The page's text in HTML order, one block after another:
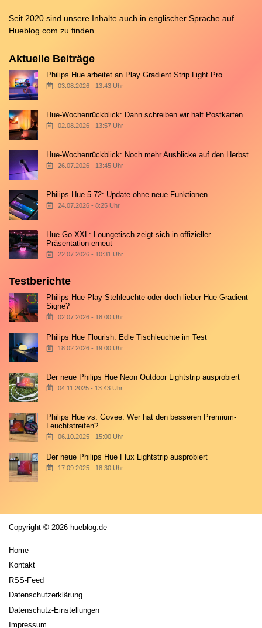
Seit 2020 sind unsere Inhalte auch in englischer Sprache auf
Hueblog.com zu finden.
Aktuelle Beiträge
Philips Hue arbeitet an Play Gradient Strip Light Pro
03.08.2026 - 13:43 Uhr
Hue-Wochenrückblick: Dann schreiben wir halt Postkarten
02.08.2026 - 13:57 Uhr
Hue-Wochenrückblick: Noch mehr Ausblicke auf den Herbst
26.07.2026 - 13:45 Uhr
Philips Hue 5.72: Update ohne neue Funktionen
24.07.2026 - 8:25 Uhr
Hue Go XXL: Loungetisch zeigt sich in offizieller
Präsentation erneut
22.07.2026 - 10:31 Uhr
Testberichte
Philips Hue Play Stehleuchte oder doch lieber Hue Gradient
Signe?
02.07.2026 - 18:00 Uhr
Philips Hue Flourish: Edle Tischleuchte im Test
18.02.2026 - 19:00 Uhr
Der neue Philips Hue Neon Outdoor Lightstrip ausprobiert
04.11.2025 - 13:43 Uhr
Philips Hue vs. Govee: Wer hat den besseren Premium-
Leuchtstreifen?
06.10.2025 - 15:00 Uhr
Der neue Philips Hue Flux Lightstrip ausprobiert
17.09.2025 - 18:30 Uhr
Copyright © 2026 hueblog.de
Home
Kontakt
RSS-Feed
Datenschutzerklärung
Datenschutz-Einstellungen
Impressum